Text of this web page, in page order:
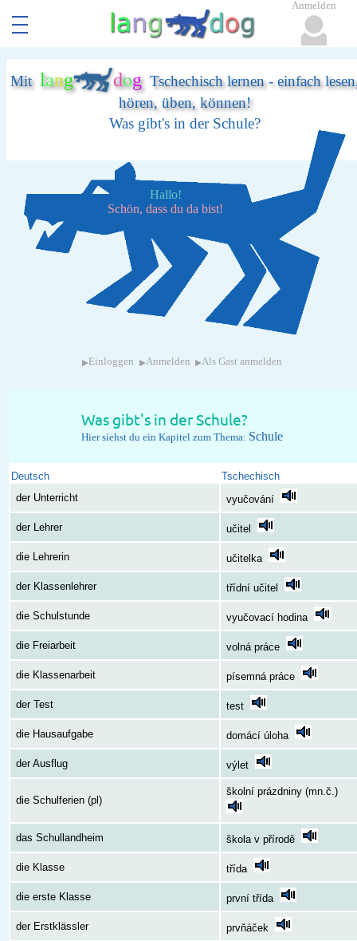
Mit lang dogTschechisch lernen - einfach
hören, üben, können!
Was gibt's in der Schule?
Hallo!
Schön, dass du da bist!
▸ Einloggen ▸Anmelden ▸Als Gast anmelden
Was gibt's in der Schule?
Hier siehst du ein Kapitel zum Thema: Schule
Deutsch
Tschechisch
der Unterricht
vyučování
der Lehrer učitel
die Lehrerin učitelka
der Klassenlehrer třídní učitel
die Schulstunde vyučovací hodina
die Freiarbeit volná práce
die Klassenarbeit písemná práce
der Test test
die Hausaufgabe domácí úloha
der Ausflug výlet
die Schulferien (pl)
školní prázdniny (mn.č.)
das Schullandheim škola v přírodě
die Klasse třída
die erste Klasse první třída
der Erstklässler prvňáček
Anmelden